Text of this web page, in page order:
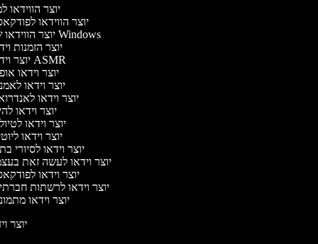
יוצר הווידאו
יוצר הווידאו
יוצר הווידאו של Windows
יוצר הזמנות
יוצר וידאו ASMR
יוצר וידאו
יוצר וידאו
יוצר וידאו
יוצר וידאו
יוצר וידאו
יוצר וידאו
יוצר וידאו לסיורי
יוצר וידאו לעשה זאת
יוצר וידאו
יוצר וידאו לרשתות
יוצר וידאו
יוצר